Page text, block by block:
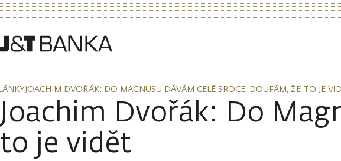
JOACHIM DVOŘÁK: DO MAGNUSU DÁVÁM CELÉ SRDCE. DOUFÁM, ŽE TO JE
JOACHIM DVOŘÁK: DO MAGNUSU DÁVÁM CELÉ SRDCE. DOUFÁM, ŽE TO JE
Joachim Dvořák: Do
to je vidět